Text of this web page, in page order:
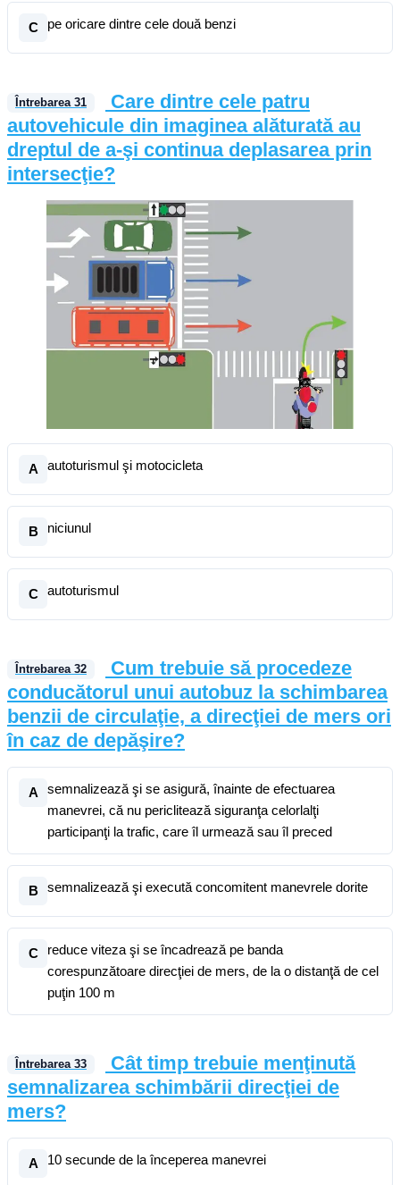
C pe oricare dintre cele două benzi
Întrebarea 31
Care dintre cele patru
autovehicule din imaginea alăturată au
dreptul de a-şi continua deplasarea prin
intersecţie?
A autoturismul şi motocicleta
B niciunul
C autoturismul
Întrebarea 32
Cum trebuie să procedeze
conducătorul unui autobuz la schimbarea
benzii de circulaţie, a direcţiei de mers ori
în caz de depăşire?
A
semnalizează şi se asigură, înainte de efectuarea
manevrei, că nu periclitează siguranţa celorlalţi
participanţi la trafic, care îl urmează sau îl preced
B semnalizează şi execută concomitent manevrele dorite
C
reduce viteza şi se încadrează pe banda
corespunzătoare direcţiei de mers, de la o distanţă de cel
puţin 100 m
Întrebarea 33
Cât timp trebuie menţinută
semnalizarea schimbării direcţiei de
mers?
A 10 secunde de la începerea manevrei